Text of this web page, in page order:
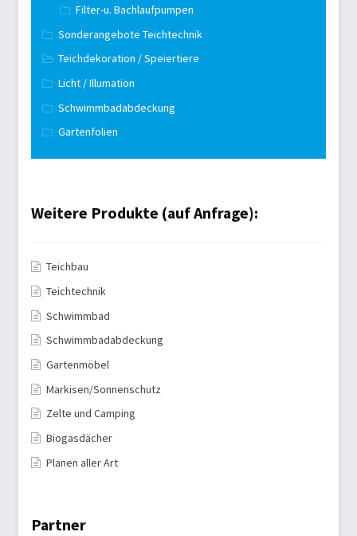
Filter-u. Bachlaufpumpen
Sonderangebote Teichtechnik
Teichdekoration / Speiertiere
Licht / Illumation
Schwimmbadabdeckung
Gartenfolien
Weitere Produkte (auf Anfrage):
Teichbau
Teichtechnik
Schwimmbad
Schwimmbadabdeckung
Gartenmöbel
Markisen/Sonnenschutz
Zelte und Camping
Biogasdächer
Planen aller Art
Partner